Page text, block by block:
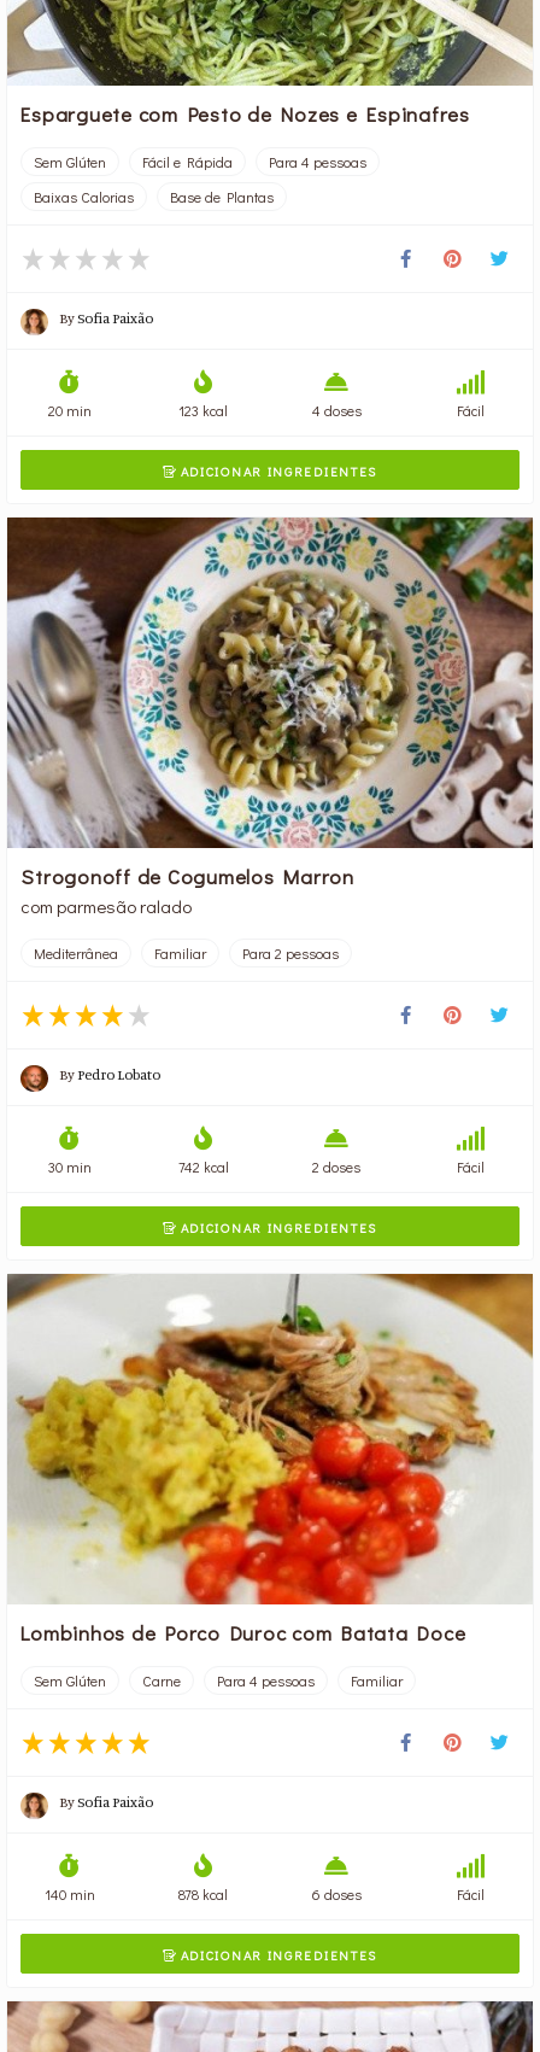
Esparguete com Pesto de Nozes e Espinafres
Sem Glúten Fácil e Rápida
Para 4 pessoas
Baixas Calorias
Base de Plantas
BySofia Paixão
20 min 123 kcal 4 doses Fácil
ADICIONAR INGREDIENTES
Strogonoff de Cogumelos Marron
com parmesão ralado
Mediterrânea Familiar Para 2 pessoas
ByPedro Lobato
30 min 742 kcal 2 doses Fácil
ADICIONAR INGREDIENTES
Lombinhos de Porco Duroc com Batata Doce
Sem Glúten Carne Para 4 pessoas Familiar
BySofia Paixão
140 min 878 kcal 6 doses Fácil
ADICIONAR INGREDIENTES